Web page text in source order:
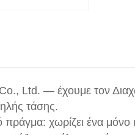
Ltd. — έχουμε τον
τάσης.
χωρίζει ένα